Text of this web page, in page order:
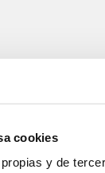
cookies
y de